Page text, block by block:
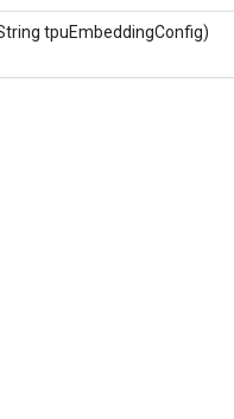
tpuEmbeddingConfig)